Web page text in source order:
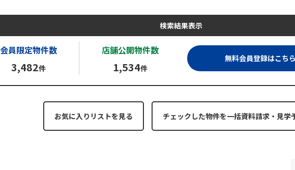
検索結果表示
会員限定物件数
3,482件
店舗公開物件数
1,534件
無料会員登録はこち
お気に入りリストを見る